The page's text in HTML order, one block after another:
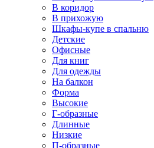
В коридор
В прихожую
Шкафы-купе в спальню
Детские
Офисные
Для книг
Для одежды
На балкон
Форма
Высокие
Г-образные
Длинные
Низкие
П-образные